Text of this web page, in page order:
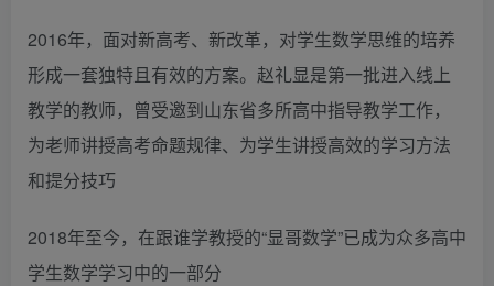
2016年，面对新高考、新改革，对学生数学思维的培养
形成一套独特且有效的方案。赵礼显是第一批进入线上
教学的教师，曾受邀到山东省多所高中指导教学工作，
为老师讲授高考命题规律、为学生讲授高效的学习方法
和提分技巧
2018年至今，在跟谁学教授的“显哥数学”已成为众多高中
学生数学学习中的一部分